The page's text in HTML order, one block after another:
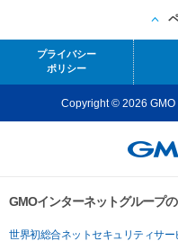
プライバシー
ポリシー
Copyright © 2026 GMO
GMOインターネットグループ
世界初総合ネットセキュリティサー